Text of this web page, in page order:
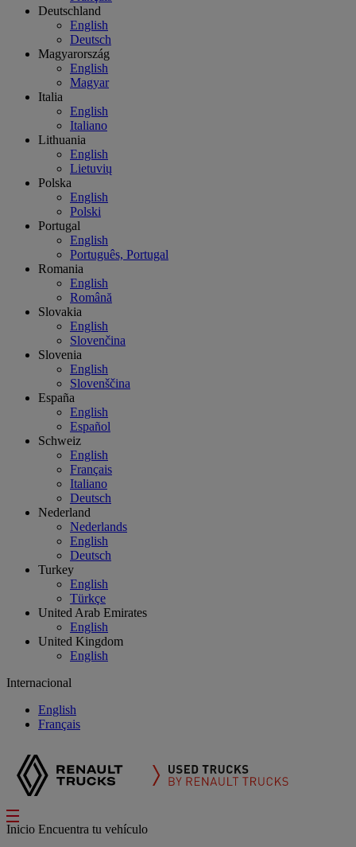
Deutschland
English
Deutsch
Magyarország
English
Magyar
Italia
English
Italiano
Lithuania
English
Lietuvių
Polska
English
Polski
Portugal
English
Português, Portugal
Romania
English
Română
Slovakia
English
Slovenčina
Slovenia
English
Slovenščina
España
English
Español
Schweiz
English
Français
Italiano
Deutsch
Nederland
Nederlands
English
Deutsch
Turkey
English
Türkçe
United Arab Emirates
English
United Kingdom
English
Internacional
English
Français
Inicio Encuentra tu vehículo